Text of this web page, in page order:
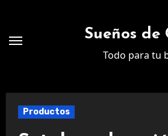
contenido
Sueños de
Todo para tu
Productos